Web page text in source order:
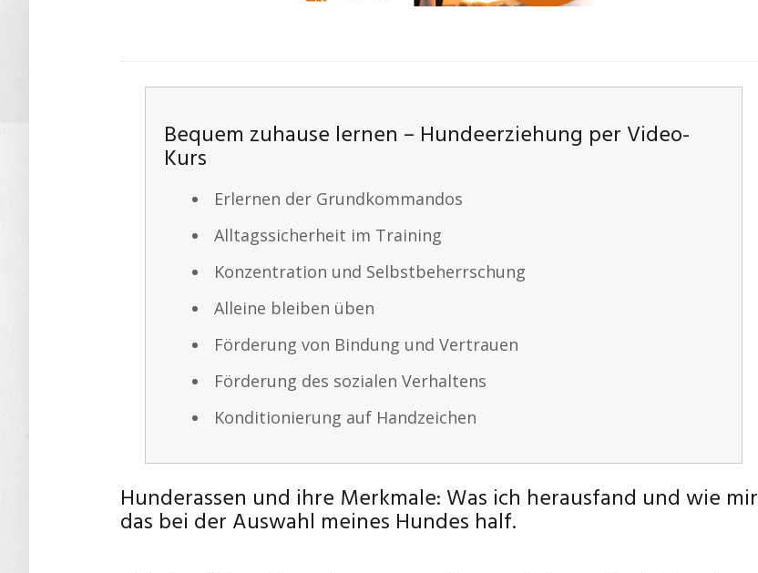
Bequem zuhause lernen – Hundeerziehung per Video-
Kurs
Erlernen der Grundkommandos
Alltagssicherheit im Training
Konzentration und Selbstbeherrschung
Alleine bleiben üben
Förderung von Bindung und Vertrauen
Förderung des sozialen Verhaltens
Konditionierung auf Handzeichen
Hunderassen und ihre Merkmale: Was ich herausfand und wie mir
das bei der Auswahl meines Hundes half.